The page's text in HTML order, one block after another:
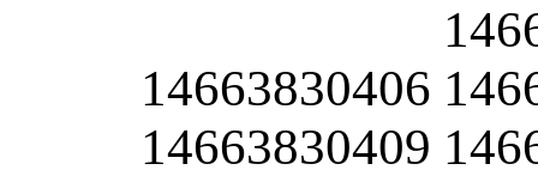
14663830406
14663830409